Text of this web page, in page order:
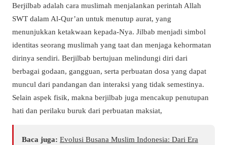
Berjilbab adalah cara muslimah menjalankan perintah Allah
SWT dalam Al-Qur’an untuk menutup aurat, yang
menunjukkan ketakwaan kepada-Nya. Jilbab menjadi simbol
identitas seorang muslimah yang taat dan menjaga kehormatan
dirinya sendiri. Berjilbab bertujuan melindungi diri dari
berbagai godaan, gangguan, serta perbuatan dosa yang dapat
muncul dari pandangan dan interaksi yang tidak semestinya.
Selain aspek fisik, makna berjilbab juga mencakup penutupan
hati dan perilaku buruk dari perbuatan maksiat,
Baca juga: Evolusi Busana Muslim Indonesia: Dari Era